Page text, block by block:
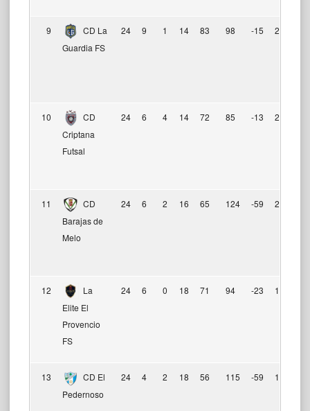
9
CD La
Guardia FS
24 9 1 14 83 98 -15 28
10
CD
Criptana
Futsal
24 6 4 14 72 85 -13 22
11
CD
Barajas de
Melo
24 6 2 16 65 124 -59 20
12
La
Elite El
Provencio
FS
24 6 0 18 71 94 -23 18
13
CD El
Pedernoso
24 4 2 18 56 115 -59 11